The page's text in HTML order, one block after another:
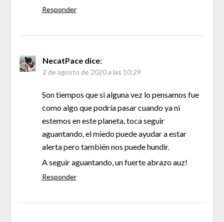
Responder
NecatPace dice:
2 de agosto de 2020 a las 10:29
Son tiempos que si alguna vez lo pensamos fue
como algo que podría pasar cuando ya ni
estemos en este planeta, toca seguir
aguantando, el miedo puede ayudar a estar
alerta pero también nos puede hundir.
A seguir aguantando, un fuerte abrazo auz!
Responder